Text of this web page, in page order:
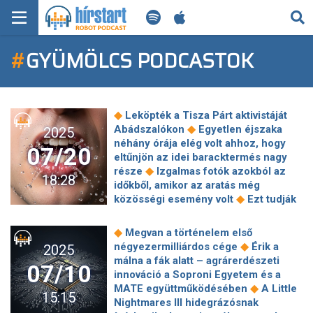
KERESÉS
KEZDŐLAP
FRISS HÍREK
TECH HÍREK
FILM-ZENE-SZÓRAKOZÁS
PLAYLIST
MI AZ A ROBOT PODCAST?
#GYÜMÖLCS PODCASTOK
2025
07/20
18:28
◆ Leköpték a Tisza Párt aktivistáját
Abádszalókon ◆ Egyetlen éjszaka
néhány órája elég volt ahhoz, hogy
eltűnjön az idei baracktermés nagy
része ◆ Izgalmas fotók azokból az
időkből, amikor az aratás még
közösségi esemény volt ◆ Ezt tudják
Megakadt a szaúdi sci-fi csíkváros
építése ◆ Három milliárd forintot
kerestek Tiborczék az egykori MÁV-
székházon
◆ Könyörögnek a
légitársaságok: ne aludj így a repülőn
- rendkívül veszélyes, de egyre
2025
07/10
15:15
◆ Megvan a történelem első
négyezermilliárdos cége ◆ Érik a
málna a fák alatt – agrárerdészeti
innováció a Soproni Egyetem és a
MATE együttműködésében ◆ A Little
Nightmares III hidegrázósnak